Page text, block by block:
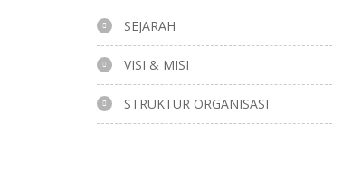
SEJARAH
VISI & MISI
STRUKTUR ORGANISASI